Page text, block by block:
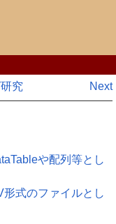
Next
究
や配列等とし
式のファイルとし